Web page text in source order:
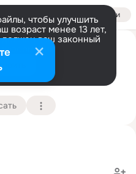
Войти
чтобы улучшить
возраст менее 13 лет,
ваш законный
Подробнее